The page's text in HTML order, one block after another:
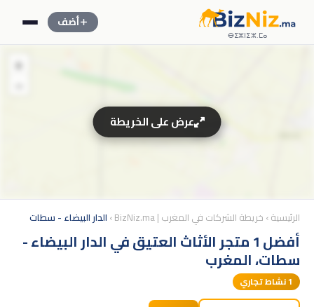
ⴱⵉⵣⵏⵉⵣ.ⵎⴰ
أضف
الرئيسية› خريطة الشركات في المغرب | BizNiz.ma › الدار البيضاء - سطات
أفضل 1 متجر الأثاث العتيق في الدار البيضاء -
سطات، المغرب
1نشاط تجاري
+
عرض على الخريطة